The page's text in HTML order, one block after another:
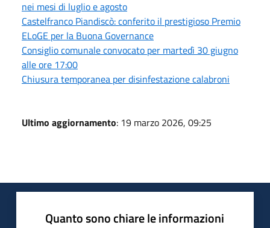
nei mesi di luglio e agosto
Castelfranco Piandiscò: conferito il prestigioso Premio
ELoGE per la Buona Governance
Consiglio comunale convocato per martedì 30 giugno
alle ore 17:00
Chiusura temporanea per disinfestazione calabroni
Ultimo aggiornamento: 19 marzo 2026, 09:25
Quanto sono chiare le informazioni